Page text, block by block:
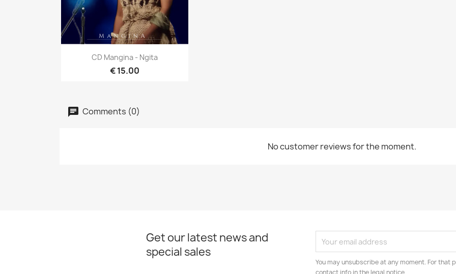
Quick view
CD Mangina - Ngita
€ 15.00
Comments (0)
No customer reviews for the moment.
Get our latest news and
special sales
You may unsubscribe at any moment. For that